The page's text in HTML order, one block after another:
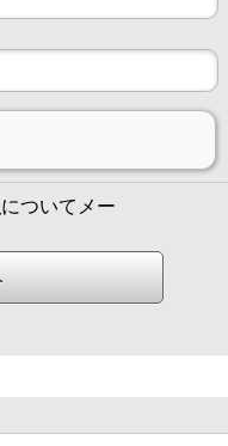
についてメー